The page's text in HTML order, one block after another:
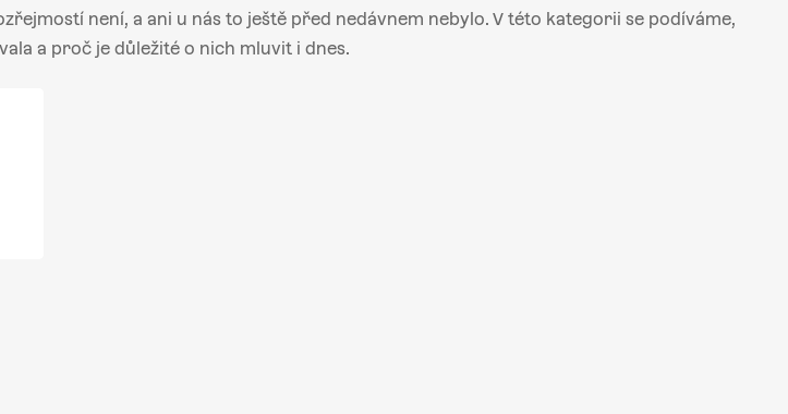
není, a ani u nás to ještě před nedávnem nebylo. V této kategorii se podíváme,
a proč je důležité o nich mluvit i dnes.